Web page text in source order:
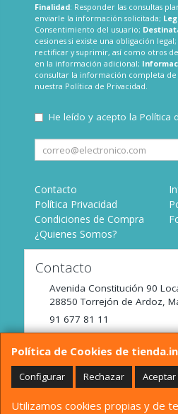
Política de Cookies de
Configurar Rechazar Aceptar
Utilizamos cookies propias y de
Finalidad: Responder las consultas
enviarle la información solicitada;
Consentimiento del usuario;
cesiones si existe una obligación legal;
rectificar y suprimir, así como otros
en la información adicional;
consultar la información completa
nuestra Política de Privacidad
He leído y acepto la Política
Contacto
Política Privacidad
Condiciones de Compra
¿Quienes Somos?
Contacto
Avenida Constitución 90
28850 Torrejón de Ardoz,
91 677 81 11
tienda@incomaz.com
Horario
De Lunes a Viernes de 9:00 a